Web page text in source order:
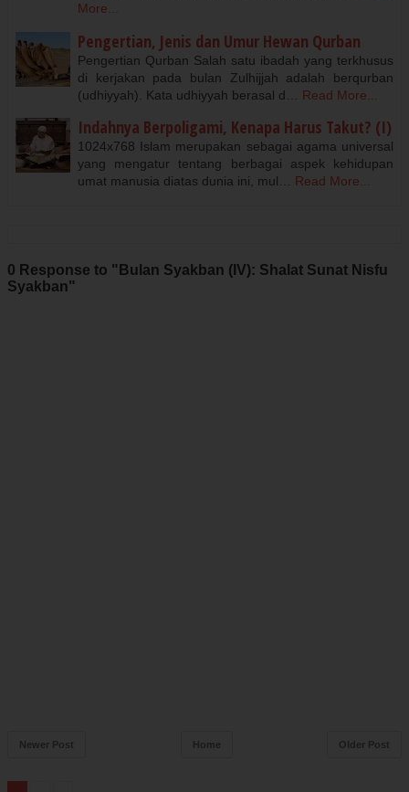
More...
Pengertian, Jenis dan Umur Hewan Qurban
Pengertian Qurban Salah satu ibadah yang terkhusus
di kerjakan pada bulan Zulhijjah adalah berqurban
(udhiyyah). Kata udhiyyah berasal d…
Read More...
Indahnya Berpoligami, Kenapa Harus Takut? (I)
1024x768 Islam merupakan sebagai agama universal
yang mengatur tentang berbagai aspek kehidupan
umat manusia diatas dunia ini, mul… Read More...
0 Response to "Bulan Syakban (IV): Shalat Sunat Nisfu
Syakban"
Newer Post Older Post
Home